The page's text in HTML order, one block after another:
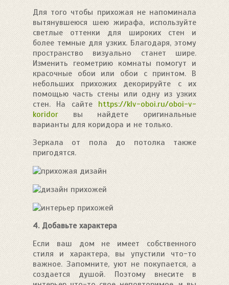
Для того чтобы прихожая не напоминала
вытянувшеюся шею жирафа, используйте
светлые оттенки для широких стен и
более темные для узких. Благодаря, этому
пространство визуально станет шире.
Изменить геометрию комнаты помогут и
красочные обои или обои с принтом. В
небольших прихожих декорируйте с их
помощью часть стены или одну из узких
стен. На сайтеhttps://klv-oboi.ru/oboi-v-
koridorвы найдете оригинальные
варианты для коридора и не только.
Зеркала от пола до потолка также
пригодятся.
4. Добавьте характера
Если ваш дом не имеет собственного
стиля и характера, вы упустили что-то
важное. Запомните, уют не покупается, а
создается душой. Поэтому внесите в